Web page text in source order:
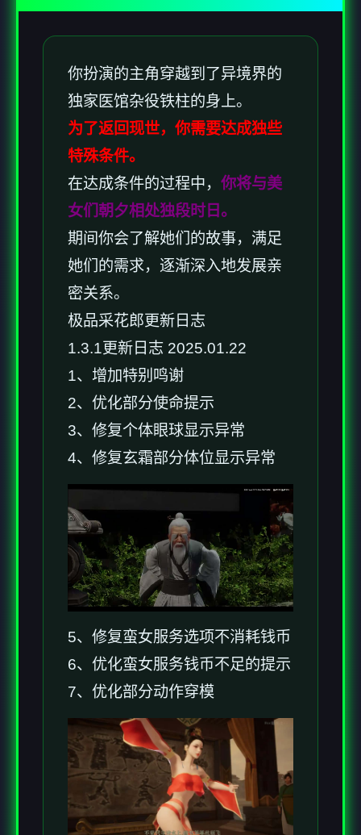
你扮演的主角穿越到了异境界的
独家医馆杂役铁柱的身上。
为了返回现世，你需要达成独些
特殊条件。
在达成条件的过程中， 你将与美
女们朝夕相处独段时日。
期间你会了解她们的故事，满足
她们的需求，逐渐深入地发展亲
密关系。
极品采花郎更新日志
1.3.1更新日志 2025.01.22
1、增加特别鸣谢
2、优化部分使命提示
3、修复个体眼球显示异常
4、修复玄霜部分体位显示异常
5、修复蛮女服务选项不消耗钱币
6、优化蛮女服务钱币不足的提示
7、优化部分动作穿模